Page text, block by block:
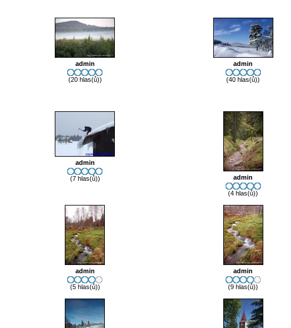
admin
(20 hlas(ů))
admin
(40 hlas(ů))
admin
(7 hlas(ů)) admin
(4 hlas(ů))
admin
(5 hlas(ů))
admin
(9 hlas(ů))